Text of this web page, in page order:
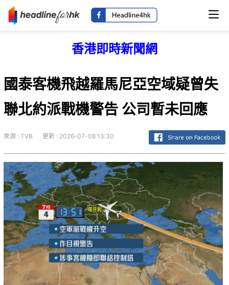
香港即時新聞網
國泰客機飛越羅馬尼亞空域疑曾失
聯北約派戰機警告 公司暫未回應
來源 : TVB 更新 : 2026-07-08 13:30